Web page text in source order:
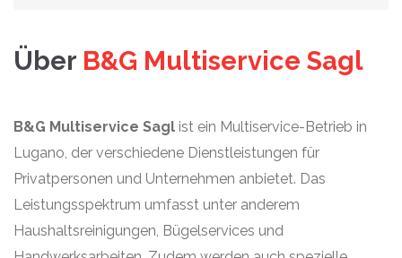
Über B&G Multiservice Sagl
B&G Multiservice Sagl ist ein Multiservice-Betrieb in
Lugano, der verschiedene Dienstleistungen für
Privatpersonen und Unternehmen anbietet. Das
Leistungsspektrum umfasst unter anderem
Haushaltsreinigungen, Bügelservices und